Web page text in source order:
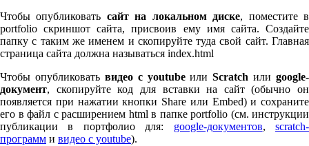
Чтобы опубликовать сайт на локальном диске, поместите в
port­fo­lio скриншот сайта, присвоив ему имя сайта. Создайте
папку с таким же именем и скопируйте туда свой сайт. Главная
страница сайта должна называться index.html
Чтобы опубликовать видео с youtubeилиScratch или google-
документ, скопируйте код для вставки на сайт (обычно он
появляется при нажатии кнопки Share или Embed) и сохраните
его в файл с расширением html в папке port­fo­lio (см. инструкции
публикации в портфолио для: google-документов,scratch-
программ и видео с youtube).